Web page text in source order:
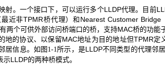
射。一个接口下，可以运行多个LLDP代理。目前
近非TPMR桥代理）和Nearest Customer
两个可供外部访问桥端口的桥，支持MAC桥的功
地的协议、以保留MAC地址为目的地址但TPMR定
居信息。如 图1-1所示，是LLDP不同类型的代理邻
LLDP的两种桥模式。